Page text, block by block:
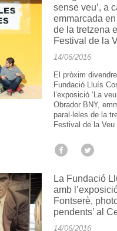
sense veu’, a
emmarcada
de la tretzena
Festival de la
14/06/2016
El pròxim
Fundació Lluís
l’exposició ‘La
Obrador BNY,
paral·leles de la
Festival de la
La Fundació
amb
Fontserè,
pendents’ al
14/06/2016